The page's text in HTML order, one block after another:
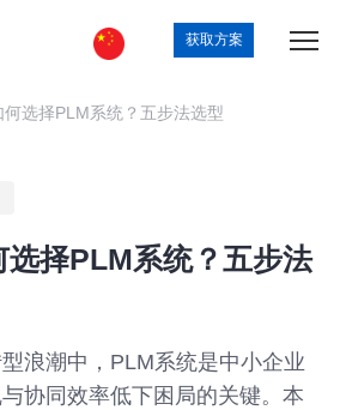
获取方案
何选择PLM系统？五步法选型
选择PLM系统？五步法
浪潮中，PLM系统是中小企业
协同效率低下困局的关键。本